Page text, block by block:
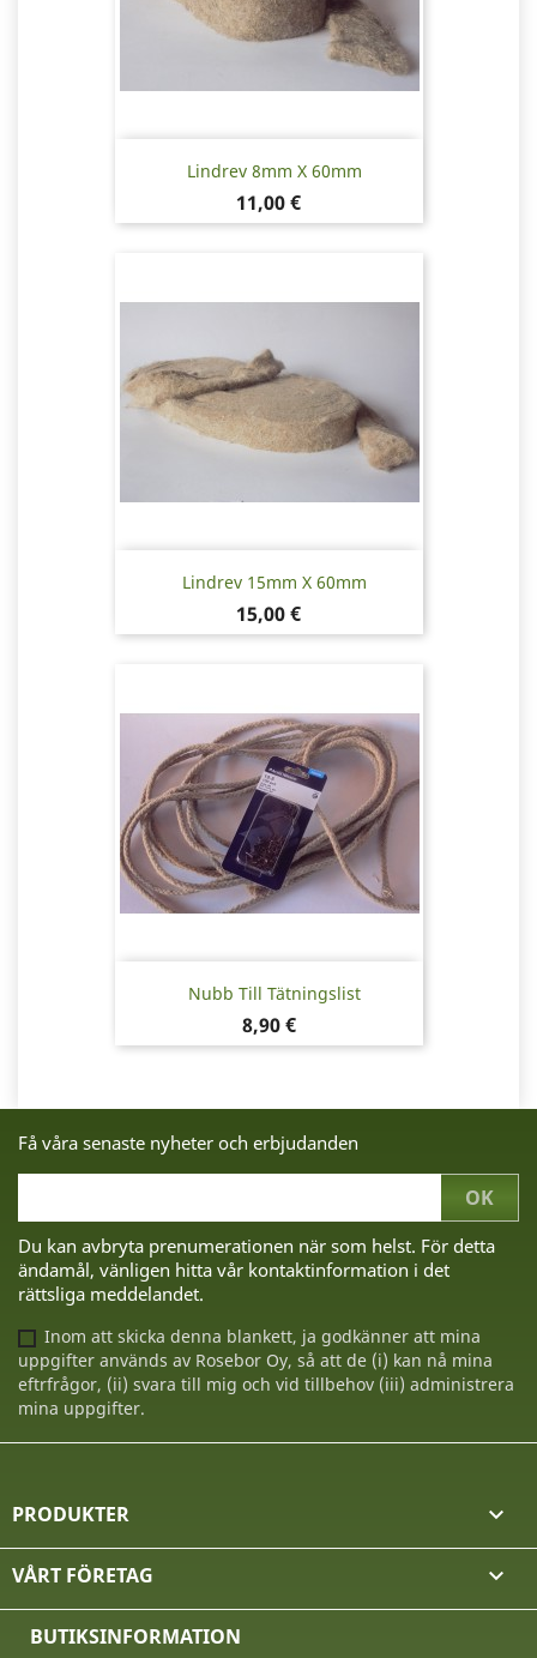
Lindrev 8mm X 60mm
Pris
11,00 €
Lindrev 15mm X 60mm
Pris
15,00 €
Nubb Till Tätningslist
Pris
8,90 €
Få våra senaste nyheter och erbjudanden
Du kan avbryta prenumerationen när som helst. För detta
ändamål, vänligen hitta vår kontaktinformation i det
rättsliga meddelandet.
Inom att skicka denna blankett, ja godkänner att mina
uppgifter används av Rosebor Oy, så att de (i) kan nå mina
eftrfrågor, (ii) svara till mig och vid tillbehov (iii) administrera
mina uppgifter.
PRODUKTER 
VÅRT FÖRETAG 
BUTIKSINFORMATION